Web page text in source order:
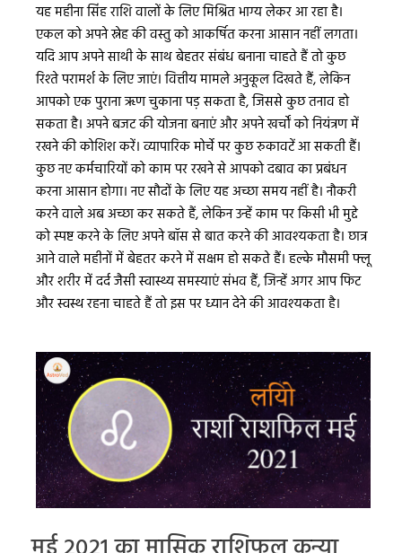
यह महीना सिंह राशि वालों के लिए मिश्रित भाग्य लेकर आ रहा है।
एकल को अपने स्नेह की वस्तु को आकर्षित करना आसान नहीं लगता।
यदि आप अपने साथी के साथ बेहतर संबंध बनाना चाहते हैं तो कुछ
रिश्ते परामर्श के लिए जाएं। वित्तीय मामले अनुकूल दिखते हैं, लेकिन
आपको एक पुराना ऋण चुकाना पड़ सकता है, जिससे कुछ तनाव हो
सकता है। अपने बजट की योजना बनाएं और अपने खर्चों को नियंत्रण में
रखने की कोशिश करें। व्यापारिक मोर्चे पर कुछ रुकावटें आ सकती हैं।
कुछ नए कर्मचारियों को काम पर रखने से आपको दबाव का प्रबंधन
करना आसान होगा। नए सौदों के लिए यह अच्छा समय नहीं है। नौकरी
करने वाले अब अच्छा कर सकते हैं, लेकिन उन्हें काम पर किसी भी मुद्दे
को स्पष्ट करने के लिए अपने बॉस से बात करने की आवश्यकता है। छात्र
आने वाले महीनों में बेहतर करने में सक्षम हो सकते हैं। हल्के मौसमी फ्लू
और शरीर में दर्द जैसी स्वास्थ्य समस्याएं संभव हैं, जिन्हें अगर आप फिट
और स्वस्थ रहना चाहते हैं तो इस पर ध्यान देने की आवश्यकता है।